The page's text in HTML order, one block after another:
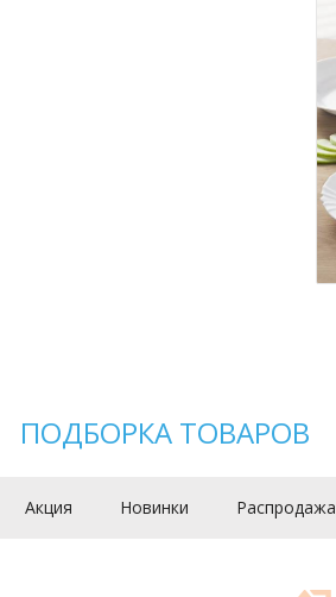
ПОДБОРКА ТОВАРОВ
Акция Новинки Распродажа